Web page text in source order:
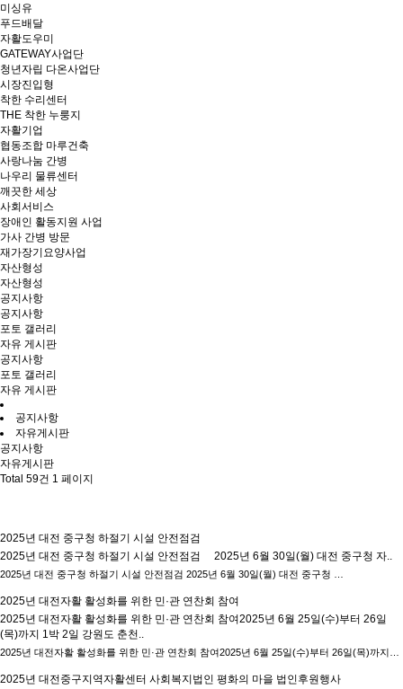
미싱유
푸드배달
자활도우미
GATEWAY사업단
청년자립 다온사업단
시장진입형
착한 수리센터
THE 착한 누룽지
자활기업
협동조합 마루건축
사랑나눔 간병
나우리 물류센터
깨끗한 세상
사회서비스
장애인 활동지원 사업
가사 간병 방문
재가장기요양사업
자산형성
자산형성
공지사항
공지사항
포토 갤러리
자유 게시판
공지사항
포토 갤러리
자유 게시판
공지사항
자유게시판
공지사항
자유게시판
Total 59건 1 페이지
2025년 대전 중구청 하절기 시설 안전점검
2025년 대전 중구청 하절기 시설 안전점검 2025년 6월 30일(월) 대전 중구청 자..
2025년 대전 중구청 하절기 시설 안전점검 2025년 6월 30일(월) 대전 중구청 …
2025년 대전자활 활성화를 위한 민·관 연찬회 참여
2025년 대전자활 활성화를 위한 민·관 연찬회 참여2025년 6월 25일(수)부터 26일
(목)까지 1박 2일 강원도 춘천..
2025년 대전자활 활성화를 위한 민·관 연찬회 참여2025년 6월 25일(수)부터 26일(목)까지…
2025년 대전중구지역자활센터 사회복지법인 평화의 마을 법인후원행사